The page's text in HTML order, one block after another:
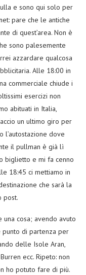
e sono qui solo per
pare che le antiche
di quest’area. Non è
sono palesemente
azzardare qualcosa
Alle 18:00 in
commerciale chiude i
esercizi non
abituati in Italia,
un ultimo giro per
l’autostazione dove
il pullman è già lì
biglietto e mi fa cenno
18:45 ci mettiamo in
che sarà la
post.
cosa; avendo avuto
punto di partenza per
delle Isole Aran,
ecc. Ripeto: non
ho potuto fare di più.